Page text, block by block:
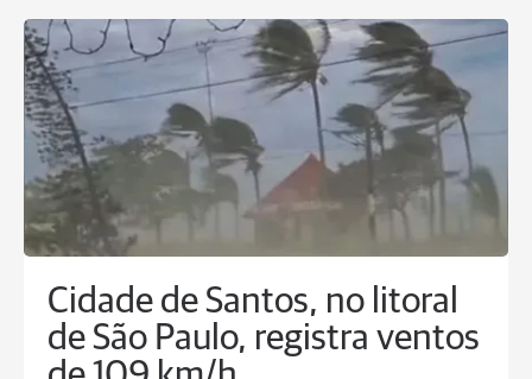
Cidade de Santos, no litoral
de São Paulo, registra ventos